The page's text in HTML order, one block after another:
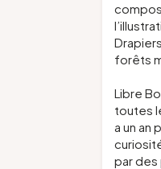
forêts
Libre
toutes
a un an
par des